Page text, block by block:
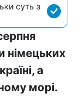
суть з
німецьких
а
морі.